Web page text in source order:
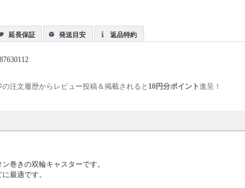
延長保証 発送目安 返品特約
の注文履歴からレビュー投稿＆掲載されると 10円分ポイント進呈！
巻きの双輪キャスターです。
最適です。